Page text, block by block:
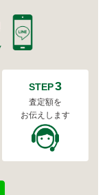
STEP3
査定額を
お伝えします